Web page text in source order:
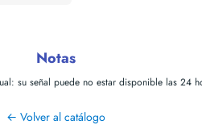
Notas
: su señal puede no estar disponible las 24
← Volver al catálogo